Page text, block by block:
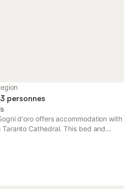
personnes
d'oro offers accommodation with
Cathedral. This bed and
parking, a 24-hour front desk
breakfast features family rooms.